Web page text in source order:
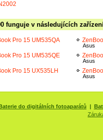
funguje v následujících
Pro 15 UM535QA
Pro 15 UM535QE
Pro 15 UX535LH
Asus
Asus
Asus
do digitálních fotoaparátů |